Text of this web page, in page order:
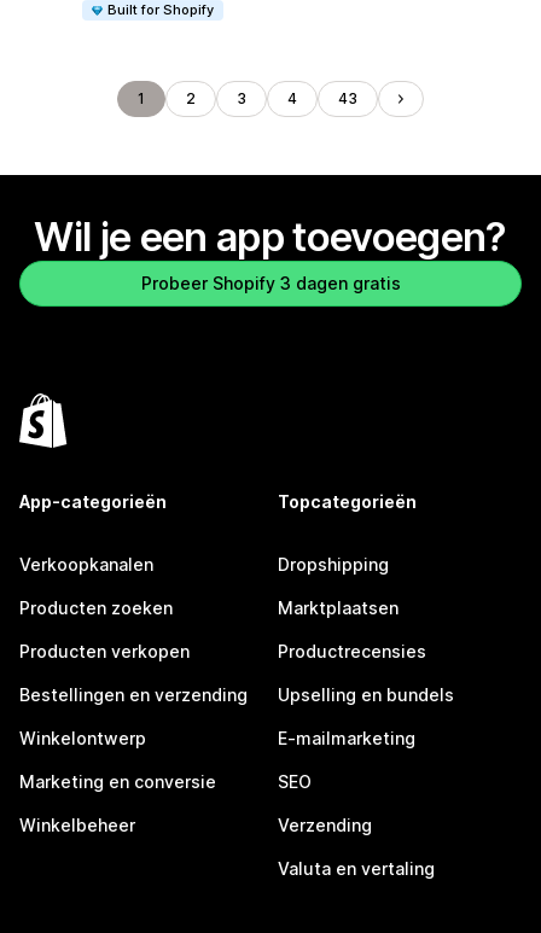
Built for Shopify
1 2 3 4 43
Wil je een app toevoegen?
Probeer Shopify 3 dagen gratis
App-categorieën
Verkoopkanalen
Producten zoeken
Producten verkopen
Bestellingen en verzending
Winkelontwerp
Marketing en conversie
Winkelbeheer
Topcategorieën
Dropshipping
Marktplaatsen
Productrecensies
Upselling en bundels
E-mailmarketing
SEO
Verzending
Valuta en vertaling